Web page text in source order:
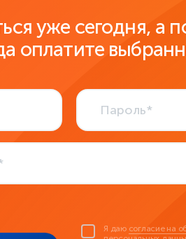
уже сегодня, а
оплатите
Я даю согласие на